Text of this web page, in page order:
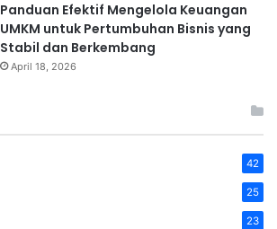
Panduan Efektif Mengelola Keuangan
UMKM untuk Pertumbuhan Bisnis yang
Stabil dan Berkembang
April 18, 2026
42
25
23